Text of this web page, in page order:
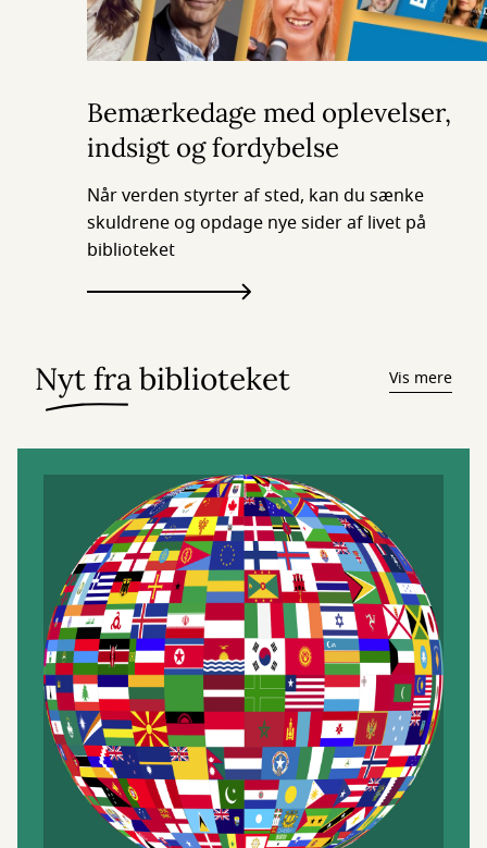
Bemærkedage med oplevelser,
indsigt og fordybelse
Når verden styrter af sted, kan du sænke
skuldrene og opdage nye sider af livet på
biblioteket
Nyt fra biblioteket Vis mere